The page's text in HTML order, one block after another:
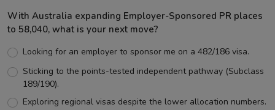
With Australia expanding Employer-Sponsored PR places
to 58,040, what is your next move?
Looking for an employer to sponsor me on a 482/186 visa.
Sticking to the points-tested independent pathway (Subclass
189/190).
Exploring regional visas despite the lower allocation numbers.